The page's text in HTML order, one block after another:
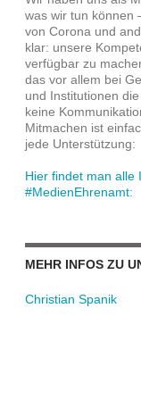
was wir tun können
von Corona und
klar: unsere
verfügbar zu
das vor allem bei
und Institutionen
keine
Mitmachen ist
jede Unterstützung:
Hier findet man alle
#MedienEhrenamt:
MEHR INFOS ZU
Christian Spanik